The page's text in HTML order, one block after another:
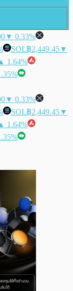
▼ 0.33%
SOL฿2,449.45▼
1.64%
▼ 0.33%
SOL฿2,449.45▼
1.64%